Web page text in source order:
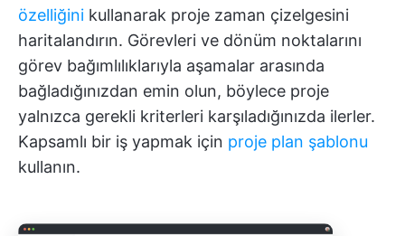
özelliğini kullanarak proje zaman çizelgesini
haritalandırın. Görevleri ve dönüm noktalarını
görev bağımlılıklarıyla aşamalar arasında
bağladığınızdan emin olun, böylece proje
yalnızca gerekli kriterleri karşıladığınızda ilerler.
Kapsamlı bir iş yapmak için proje plan şablonu
kullanın.